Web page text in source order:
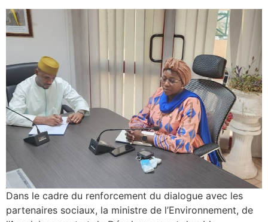
Dans le cadre du renforcement du dialogue avec les
partenaires sociaux, la ministre de l’Environnement, de